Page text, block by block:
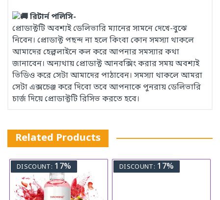
রিটার্ন পলিসি-
প্রোডাক্টটি অবশ্যই ডেলিভারি ম্যানের সামনে দেখে-বুঝে
নিবেন। প্রোডাক্ট পছন্দ না হলে কিংবা কোন সমস্যা থাকলে
আমাদের হেল্পলাইনে কল করে আপনার সমস্যার কথা
জানাবেন। অন্যথায় প্রোডাক্ট আনবক্সিং করার সময় অবশ্যই
ভিডিও করে সেটা আমাদের পাঠাবেন। সমস্যা থাকলে আমরা
সেটা এক্সচেঞ্জ করে দিবো তবে আপনাকে পুনরায় ডেলিভারি
চার্জ দিয়ে প্রোডাক্টটি রিসিভ করতে হবে।
Related Products
DISCOUNT: 17% DISCOUNT: 17%